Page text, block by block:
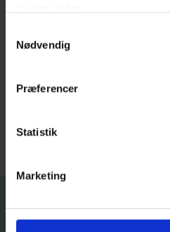
Læs mere om brugen af
Læs mere om vores
her.
Nødvendig
Præferencer
Statistik
Marketing
Grundelementer
Medier og eksempler